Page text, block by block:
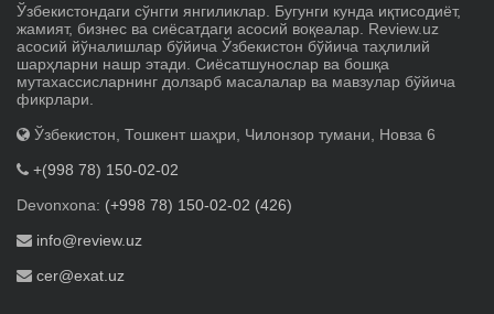
Ўзбекистондаги сўнгги янгиликлар. Бугунги кунда иқтисодиёт,
жамият, бизнес ва сиёсатдаги асосий воқеалар. Review.uz
асосий йўналишлар бўйича Ўзбекистон бўйича таҳлилий
шарҳларни нашр этади. Сиёсатшунослар ва бошқа
мутахассисларнинг долзарб масалалар ва мавзулар бўйича
фикрлари.
Ўзбекистон, Тошкент шаҳри, Чилонзор тумани, Новза 6
+(998 78) 150-02-02
Devonxona: (+998 78) 150-02-02 (426)
info@review.uz
cer@exat.uz